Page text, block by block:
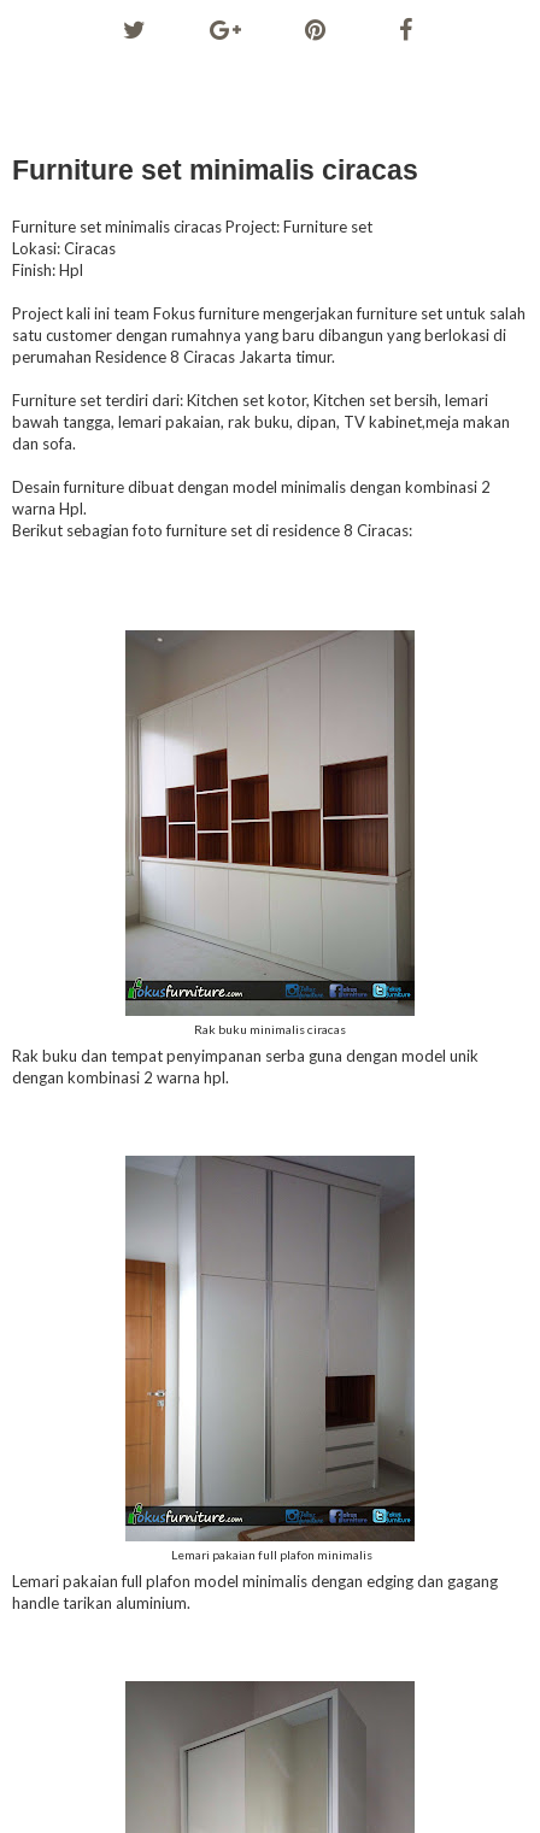
Furniture set minimalis ciracas
Furniture set minimalis ciracas Project: Furniture set
Lokasi: Ciracas
Finish: Hpl
Project kali ini team Fokus furniture mengerjakan furniture set untuk salah
satu customer dengan rumahnya yang baru dibangun yang berlokasi di
perumahan Residence 8 Ciracas Jakarta timur.
Furniture set terdiri dari: Kitchen set kotor, Kitchen set bersih, lemari
bawah tangga, lemari pakaian, rak buku, dipan, TV kabinet,meja makan
dan sofa.
Desain furniture dibuat dengan model minimalis dengan kombinasi 2
warna Hpl.
Berikut sebagian foto furniture set di residence 8 Ciracas:
Rak buku minimalis ciracas
Rak buku dan tempat penyimpanan serba guna dengan model unik
dengan kombinasi 2 warna hpl.
Lemari pakaian full plafon minimalis
Lemari pakaian full plafon model minimalis dengan edging dan gagang
handle tarikan aluminium.